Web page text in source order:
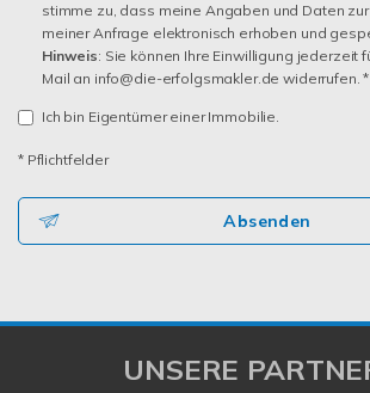
stimme zu, dass meine Angaben und Daten
meiner Anfrage elektronisch erhoben und
Hinweis: Sie können Ihre Einwilligung jederzeit
Mail an info@die-erfolgsmakler.de widerrufen. *
Ich bin Eigentümer einer Immobilie.
* Pflichtfelder
Absenden
UNSERE